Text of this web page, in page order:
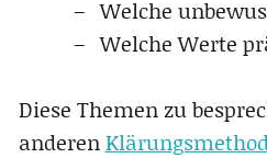
Welche
Welche Werte
Diese Themen zu
anderen